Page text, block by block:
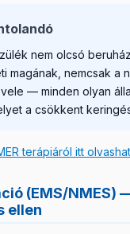
nem olcsó
magának, nemcsak a
— minden olyan
a csökkent
terápiáról itt
(EMS/NMES)
ellen